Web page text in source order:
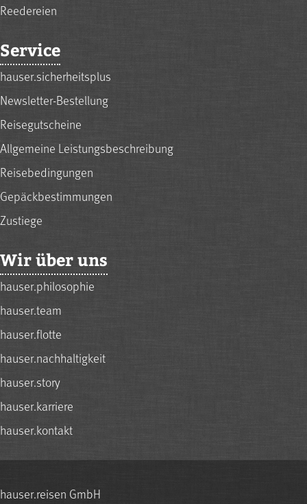
Reedereien
Service
hauser.sicherheitsplus
Newsletter-Bestellung
Reisegutscheine
Allgemeine Leistungsbeschreibung
Reisebedingungen
Gepäckbestimmungen
Zustiege
Wir über uns
hauser.philosophie
hauser.team
hauser.flotte
hauser.nachhaltigkeit
hauser.story
hauser.karriere
hauser.kontakt
hauser.reisen GmbH